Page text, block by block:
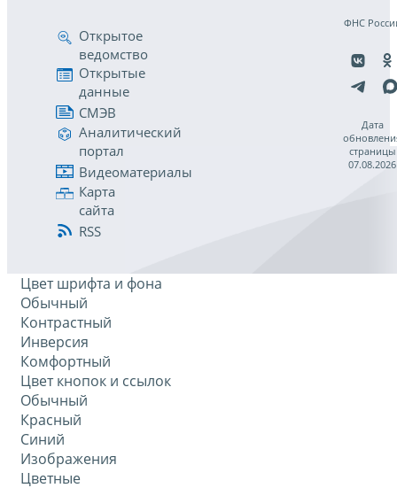
Открытое
ведомство
Открытые
данные
СМЭВ
Аналитический
портал
Видеоматериалы
Карта
сайта
RSS
ФНС
Дата
страницы
07.08.2026
Цвет шрифта и фона
Обычный
Контрастный
Инверсия
Комфортный
Цвет кнопок и ссылок
Обычный
Красный
Синий
Изображения
Цветные